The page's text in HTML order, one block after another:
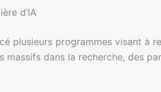
d’IA
plusieurs programmes visant à
massifs dans la recherche, des